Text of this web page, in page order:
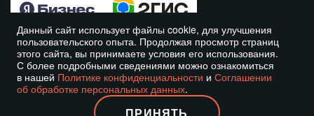
© Курская Дверная Компания 2016-2026 год. Все права
защищены
Данный сайт использует файлы cookie, для улучшения
пользовательского опыта. Продолжая просмотр страниц
этого сайта, вы принимаете условия его использования.
С более подробными сведениями можно ознакомиться
в нашей Политике конфиденциальности и Соглашении
об обработке персональных данных.